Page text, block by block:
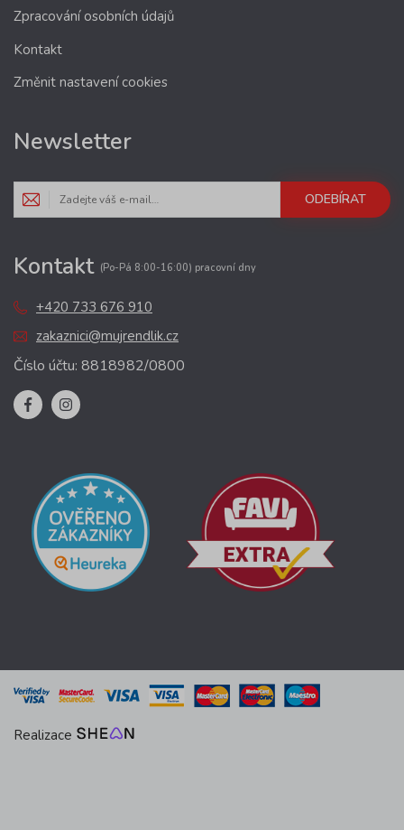
Zpracování osobních údajů
Kontakt
Změnit nastavení cookies
Newsletter
ODEBÍRAT
Kontakt (Po-Pá 8:00-16:00) pracovní dny
+420 733 676 910
zakaznici@mujrendlik.cz
Číslo účtu: 8818982/0800
Realizace